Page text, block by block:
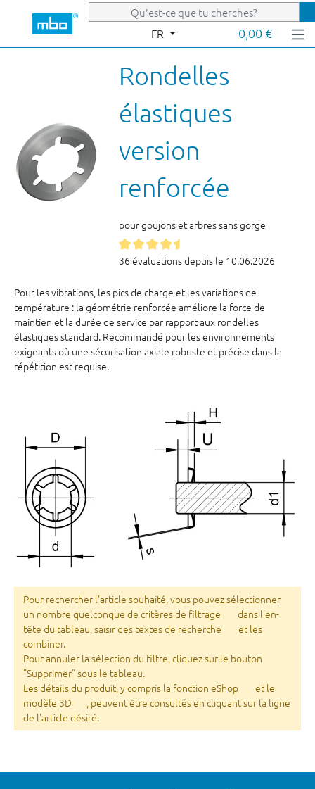
Passer au contenu principal
FR 0,00 €
Rondelles
élastiques
version
renforcée
pour goujons et arbres sans gorge
36 évaluations depuis le 10.06.2026
Pour les vibrations, les pics de charge et les variations de
température : la géométrie renforcée améliore la force de
maintien et la durée de service par rapport aux rondelles
élastiques standard. Recommandé pour les environnements
exigeants où une sécurisation axiale robuste et précise dans la
répétition est requise.
Pour rechercher l'article souhaité, vous pouvez sélectionner
un nombre quelconque de critères de filtrage
dans l'en-
tête du tableau, saisir des textes de recherche
et les
combiner.
Pour annuler la sélection du filtre, cliquez sur le bouton
"Supprimer" sous le tableau.
Les détails du produit, y compris la fonction eShop
et le
modèle 3D
, peuvent être consultés en cliquant sur la ligne
de l'article désiré.